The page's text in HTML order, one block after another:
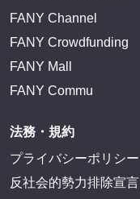
FANY Channel
FANY Crowdfunding
FANY Mall
FANY Commu
法務・規約
プライバシーポリシー
反社会的勢力排除宣言